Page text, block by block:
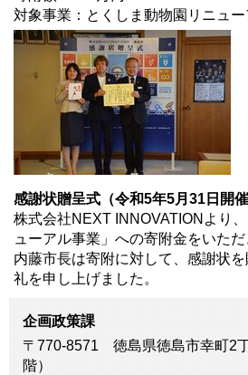
対象事業：とくしま動物園リニュ
感謝状贈呈式（令和5年5月31日開催
株式会社NEXT INNOVATIONより
ューアル事業」への寄附金をいただ
内藤市長は寄附に対して、感謝状
礼を申し上げました。
企画政策課
〒770-8571 徳島県徳島市幸町2
階）